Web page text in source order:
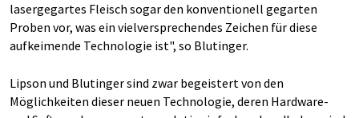
lasergegartes Fleisch sogar den konventionell gegarten
Proben vor, was ein vielversprechendes Zeichen für diese
aufkeimende Technologie ist", so Blutinger.
Lipson und Blutinger sind zwar begeistert von den
Möglichkeiten dieser neuen Technologie, deren Hardware-